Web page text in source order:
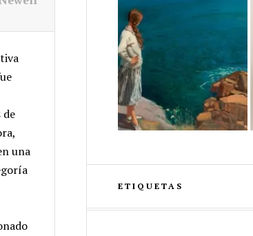
una
ETIQUETAS